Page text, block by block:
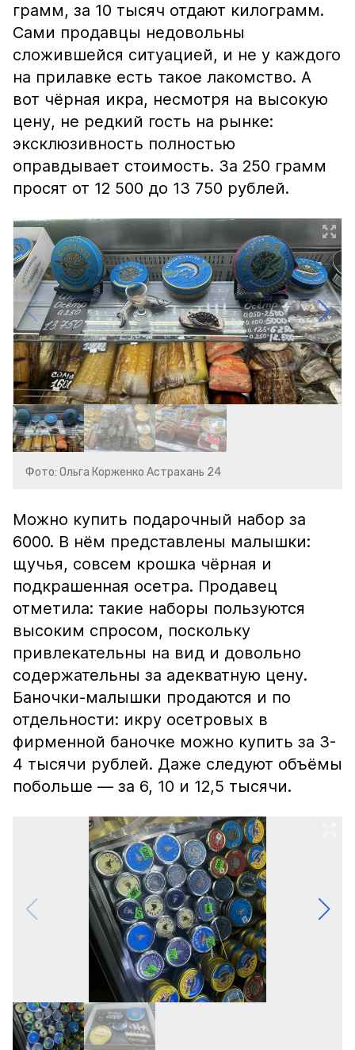
грамм, за 10 тысяч отдают килограмм.
Сами продавцы недовольны
сложившейся ситуацией, и не у каждого
на прилавке есть такое лакомство. А
вот чёрная икра, несмотря на высокую
цену, не редкий гость на рынке:
эксклюзивность полностью
оправдывает стоимость. За 250 грамм
просят от 12 500 до 13 750 рублей.
Фото: Ольга Корженко Астрахань 24
Можно купить подарочный набор за
6000. В нём представлены малышки:
щучья, совсем крошка чёрная и
подкрашенная осетра. Продавец
отметила: такие наборы пользуются
высоким спросом, поскольку
привлекательны на вид и довольно
содержательны за адекватную цену.
Баночки-малышки продаются и по
отдельности: икру осетровых в
фирменной баночке можно купить за 3-
4 тысячи рублей. Даже следуют объёмы
побольше — за 6, 10 и 12,5 тысячи.